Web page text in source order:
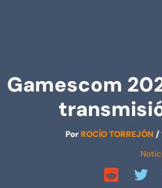
Gamescom
PorROCÍO TORREJÓN /